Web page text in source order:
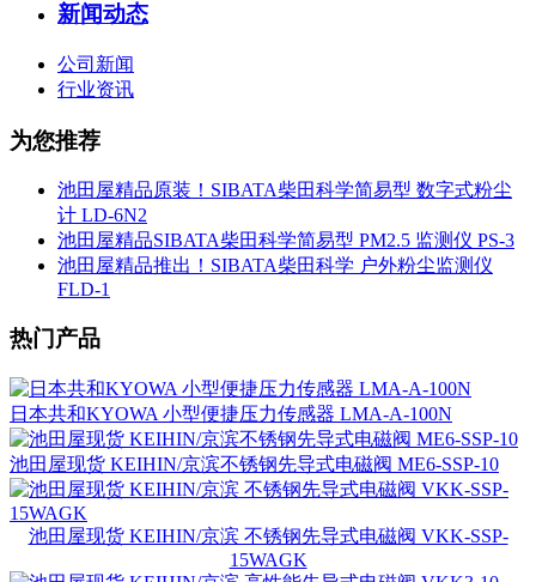
新闻动态
公司新闻
行业资讯
为您推荐
池田屋精品原装！SIBATA柴田科学简易型 数字式粉尘
计 LD-6N2
池田屋精品SIBATA柴田科学简易型 PM2.5 监测仪 PS-3
池田屋精品推出！SIBATA柴田科学 户外粉尘监测仪
FLD-1
热门产品
日本共和KYOWA 小型便捷压力传感器 LMA-A-100N
池田屋现货 KEIHIN/京滨不锈钢先导式电磁阀 ME6-SSP-10
池田屋现货 KEIHIN/京滨 不锈钢先导式电磁阀 VKK-SSP-
15WAGK